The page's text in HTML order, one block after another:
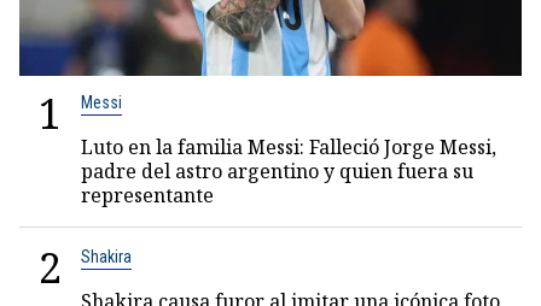
1 Messi
Luto en la familia Messi: Falleció Jorge Messi,
padre del astro argentino y quien fuera su
representante
2 Shakira